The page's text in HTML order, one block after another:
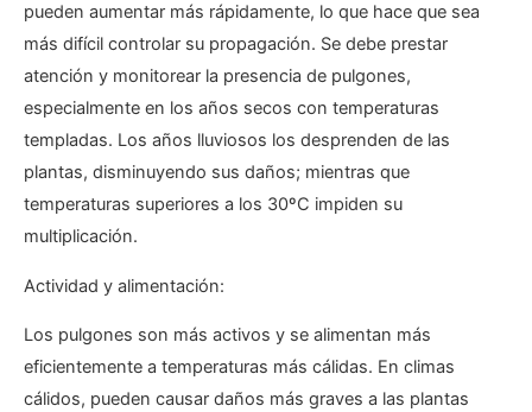
pueden aumentar más rápidamente, lo que hace que sea
más difícil controlar su propagación. Se debe prestar
atención y monitorear la presencia de pulgones,
especialmente en los años secos con temperaturas
templadas. Los años lluviosos los desprenden de las
plantas, disminuyendo sus daños; mientras que
temperaturas superiores a los 30ºC impiden su
multiplicación.
Actividad y alimentación:
Los pulgones son más activos y se alimentan más
eficientemente a temperaturas más cálidas. En climas
cálidos, pueden causar daños más graves a las plantas